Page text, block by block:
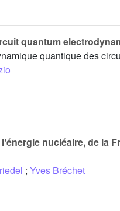
quantum
quantique des
nucléaire, de la
; Yves Bréchet